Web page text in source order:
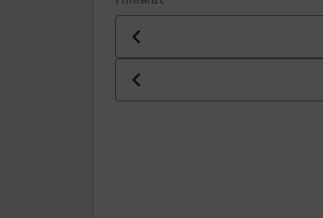
Datum der Hinfahrt
Uhrzeit der Hinfahrt